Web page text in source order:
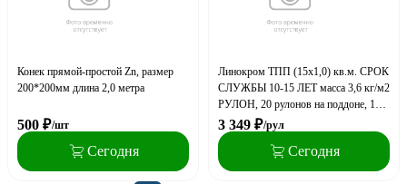
Конек прямой-простой Zn, размер
200*200мм длина 2,0 метра
500 ₽/шт
Сегодня
Линокром ТПП (15х1,0) кв.м. СРОК
СЛУЖБЫ 10-15 ЛЕТ масса 3,6 кг/м2
РУЛОН, 20 рулонов на поддоне, 18
паллет в фуре
3 349 ₽/рул
Сегодня